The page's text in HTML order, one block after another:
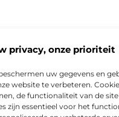
privacy, onze prioriteit
uw gegevens en
website te verbeteren.
de functionaliteit van de
zijn essentieel voor het